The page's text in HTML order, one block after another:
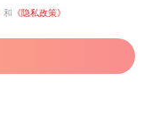
和 《隐私政策》